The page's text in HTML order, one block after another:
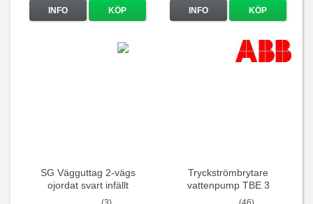
INFO KÖP INFO KÖP
SG Vägguttag 2-vägs
ojordat svart infällt
16A/250V
Tryckströmbrytare
vattenpump TBE 3